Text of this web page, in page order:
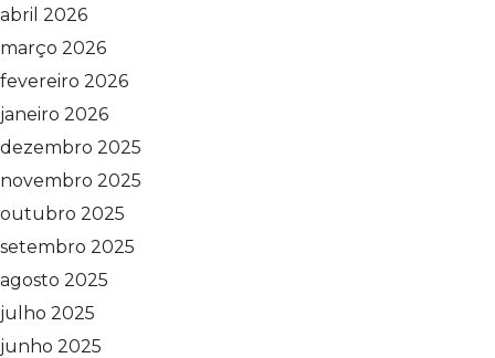
abril 2026
março 2026
fevereiro 2026
janeiro 2026
dezembro 2025
novembro 2025
outubro 2025
setembro 2025
agosto 2025
julho 2025
junho 2025